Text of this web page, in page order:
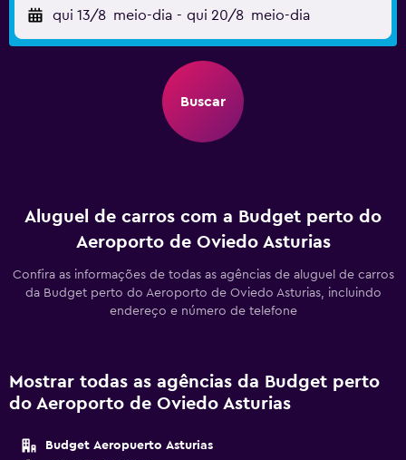
qui 13/8 meio-dia - qui 20/8 meio-dia
Buscar
Aluguel de carros com a Budget perto do
Aeroporto de Oviedo Asturias
Confira as informações de todas as agências de aluguel de carros
da Budget perto do Aeroporto de Oviedo Asturias, incluindo
endereço e número de telefone
Mostrar todas as agências da Budget perto
do Aeroporto de Oviedo Asturias
Budget Aeropuerto Asturias